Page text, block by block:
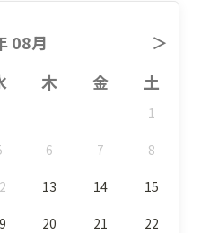
08月
＞
木 金 土
1
6 7 8
13 14 15
20 21 22